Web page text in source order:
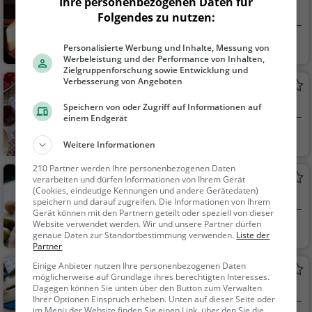
Weinlokal in Straden
Straden, Österreic
h
Restaurant, Wein,
Snacks / Getränke
Buschenschank Krispel
Restaurant in Straden
h
bendessen, Mittagess
en
Buschenschank Greifensteiner
Weinlokal in Tieschen
Tieschen, Österreic
Restaurant, Wein,
Snacks / Getränke
Buschenschank Neubauer
Weinlokal in St. Anna am Aigen
Folgendes zu nutzen:
Personalisierte Werbung und Inhalte, Messung von
Werbeleistung und der Performance von Inhalten,
Zielgruppenforschung sowie Entwicklung und
Verbesserung von Angeboten
Speichern von oder Zugriff auf Informationen auf
einem Endgerät
Weitere Informationen
210 Partner werden Ihre personenbezogenen Daten
verarbeiten und dürfen Informationen von Ihrem Gerät
(Cookies, eindeutige Kennungen und andere Gerätedaten)
speichern und darauf zugreifen. Die Informationen von Ihrem
Gerät können mit den Partnern geteilt oder speziell von dieser
Website verwendet werden. Wir und unsere Partner dürfen
genaue Daten zur Standortbestimmung verwenden. Liste der
Partner
Einige Anbieter nutzen Ihre personenbezogenen Daten
möglicherweise auf Grundlage ihres berechtigten Interesses.
Dagegen können Sie unten über den Button zum Verwalten
Ihrer Optionen Einspruch erheben. Unten auf dieser Seite oder